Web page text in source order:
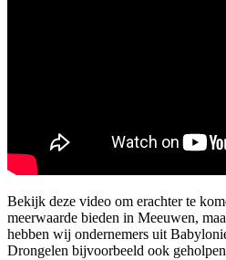
Bekijk deze video om erachter te
meerwaarde bieden in Meeuwen,
hebben wij ondernemers uit
Drongelen bijvoorbeeld ook